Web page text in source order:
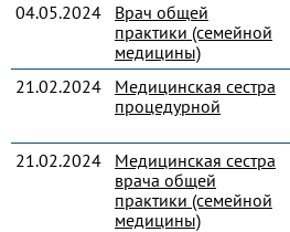
04.05.2024
Врач общей
практики (семейной
медицины)
21.02.2024
Медицинская сестра
процедурной
21.02.2024
Медицинская сестра
врача общей
практики (семейной
медицины)